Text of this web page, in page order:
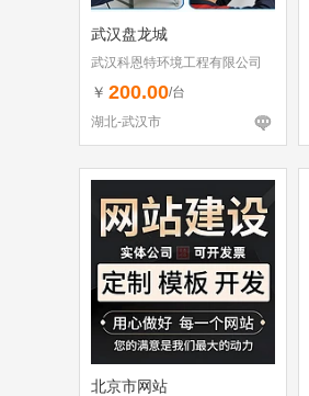
武汉盘龙城
武汉科恩特环境工程有限公司
￥ 200.00/台
湖北-武汉市
北京市网站